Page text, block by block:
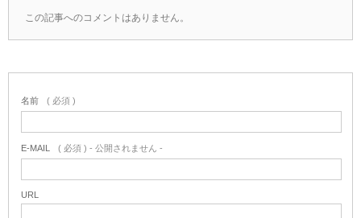
この記事へのコメントはありません。
名前 ( 必須 )
E-MAIL ( 必須 ) - 公開されません -
URL